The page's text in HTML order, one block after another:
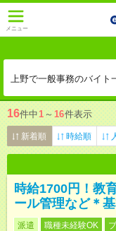
メニュー
上野で一般事務のバイト
16件中1 ～ 16件表示
新着順 時給順
時給1700円！教
ール管理など＊
派遣 職種未経験OK